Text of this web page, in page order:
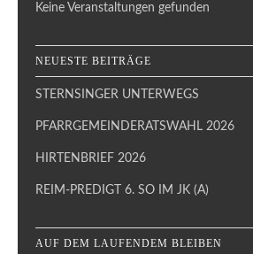
Keine Veranstaltungen gefunden
NEUESTE BEITRÄGE
STERNSINGER UNTERWEGS
PFARRGEMEINDERATSWAHL 2026
HIRTENBRIEF 2026
REIM-PREDIGT 6. SO IM JK (A)
AUF DEM LAUFENDEM BLEIBEN